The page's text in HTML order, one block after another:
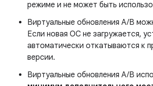
режиме и не может быть
Виртуальные обновления A/B
Если новая ОС не загружается,
автоматически откатываются к
версии.
Виртуальные обновления A/B